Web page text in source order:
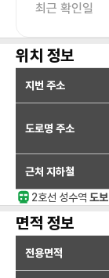
최근 확인일
위치 정보
지번 주소
도로명 주소
근처 지하철
2호선 성수역 도
면적 정보
전용면적